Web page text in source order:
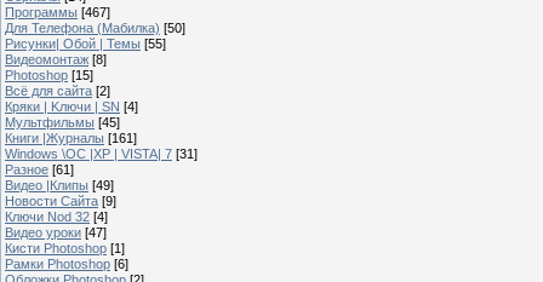
Программы [467]
Для Телефона (Мабилка) [50]
Рисунки| Обой | Темы [55]
Видеомонтаж [8]
Photoshop [15]
Всё для сайта [2]
Кряки | Kлючи | SN [4]
Мультфильмы [45]
Книги |Журналы [161]
Windows \OC |XP | VISTA| 7 [31]
Разное [61]
Видео |Клипы [49]
Новости Сайта [9]
Ключи Nod 32 [4]
Видео уроки [47]
Кисти Photoshop [1]
Рамки Photoshop [6]